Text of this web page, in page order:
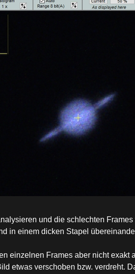
und die schlechten Frames
in einem dicken Stapel
einzelnen Frames aber nicht exakt
etwas verschoben bzw. verdreht.